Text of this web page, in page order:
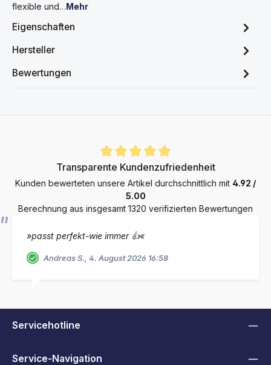
flexible und…Mehr
Eigenschaften
Hersteller
Bewertungen
Durchschnittliche Bewertung von 4.9 von 5 Sternen
Transparente Kundenzufriedenheit
Kunden bewerteten unsere Artikel durchschnittlich mit 4.92 /
5.00
Berechnung aus insgesamt 1320 verifizierten Bewertungen
»passt perfekt-wie immer 👍«
Andreas S., 4. August 2026 16:58
Servicehotline
Service-Navigation